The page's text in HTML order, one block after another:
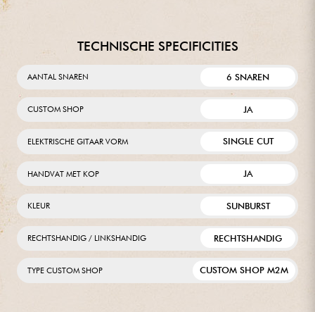
TECHNISCHE SPECIFICITIES
AANTAL SNAREN 6 SNAREN
CUSTOM SHOP JA
ELEKTRISCHE GITAAR VORM SINGLE CUT
HANDVAT MET KOP JA
KLEUR SUNBURST
RECHTSHANDIG / LINKSHANDIG RECHTSHANDIG
TYPE CUSTOM SHOP CUSTOM SHOP M2M